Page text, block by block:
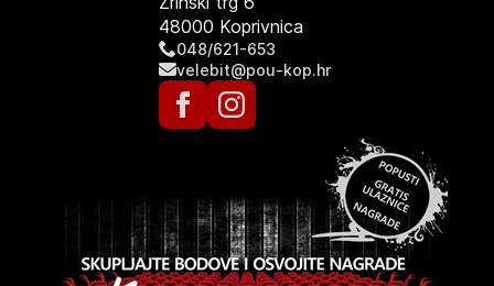
48000 Koprivnica
048/621-653
velebit@pou-kop.hr